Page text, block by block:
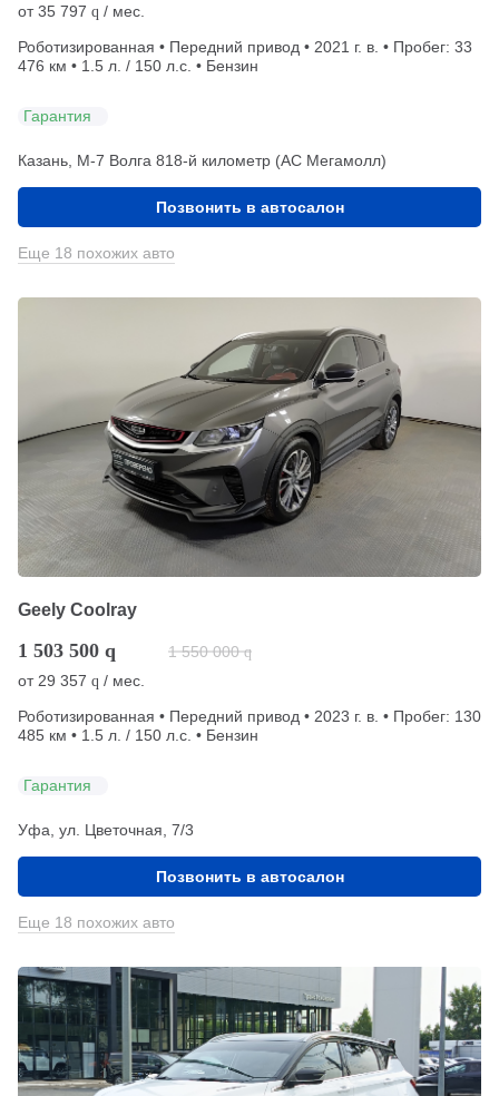
от35 797 q / мес.
Роботизированная • Передний привод • 2021 г. в. • Пробег: 33
476 км • 1.5 л. / 150 л.с. • Бензин
Гарантия
Казань, М-7 Волга 818-й километр (АС Мегамолл)
Позвонить в автосалон
Еще 18 похожих авто
Geely Coolray
1 503 500 q 1 550 000 q
от 29 357 q / мес.
Роботизированная • Передний привод • 2023 г. в. • Пробег: 130
485 км • 1.5 л. / 150 л.с. • Бензин
Гарантия
Уфа, ул. Цветочная, 7/3
Позвонить в автосалон
Еще 18 похожих авто